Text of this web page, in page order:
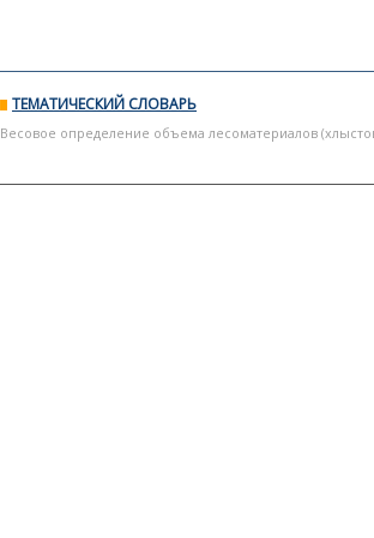
ТЕМАТИЧЕСКИЙ СЛОВАРЬ
Весовое определение объема лесоматериалов